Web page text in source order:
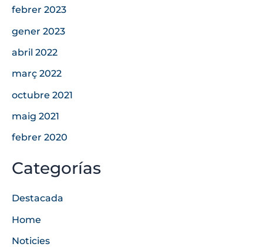
febrer 2023
gener 2023
abril 2022
març 2022
octubre 2021
maig 2021
febrer 2020
Categorías
Destacada
Home
Noticies